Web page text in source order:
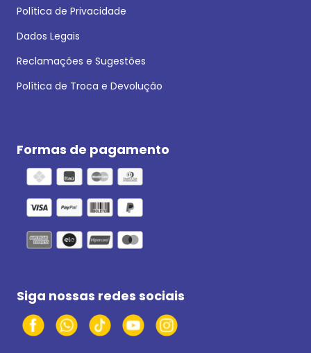
Política de Privacidade
Dados Legais
Reclamações e Sugestões
Política de Troca e Devolução
Formas de pagamento
Siga nossas redes sociais